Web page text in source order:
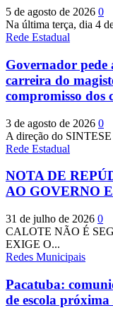
5 de agosto de 2026 0
Na última terça, dia 4
Rede Estadual
Governador
carreira do
compromisso dos
3 de agosto de 2026 0
A direção do
Rede Estadual
NOTA DE
AO GOVERNO
31 de julho de 2026 0
CALOTE NÃO É
EXIGE O...
Redes Municipais
Pacatuba:
de escola